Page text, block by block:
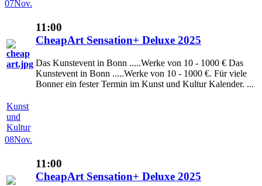
07Nov.
11:00
CheapArt Sensation+ Deluxe 2025
Das Kunstevent in Bonn .....Werke von 10 - 1000 € Das
Kunstevent in Bonn .....Werke von 10 - 1000 €. Für viele
Bonner ein fester Termin im Kunst und Kultur Kalender. ...
Kunst
und
Kultur
08Nov.
11:00
CheapArt Sensation+ Deluxe 2025